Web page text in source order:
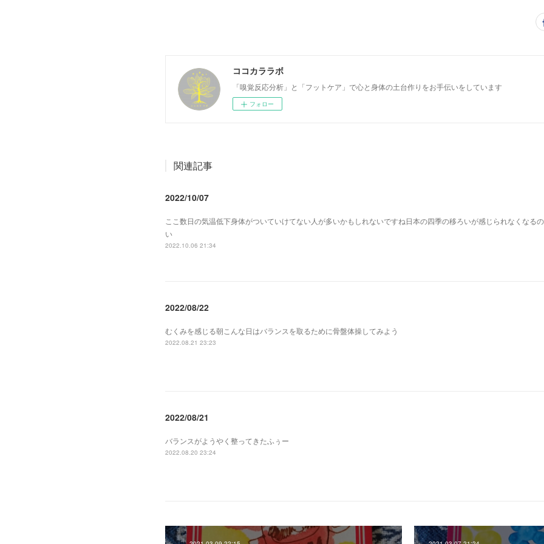
ココカララボ
「嗅覚反応分析」と「フットケア」で心と身体の土台作りをお手伝いをしています
フォロー
関連記事
2022/10/07
ここ数日の気温低下身体がついていけてない人が多いかもしれないですね日本の四季の移ろいが感じられなくなる
い
2022.10.06 21:34
2022/08/22
むくみを感じる朝こんな日はバランスを取るために骨盤体操してみよう
2022.08.21 23:23
2022/08/21
バランスがようやく整ってきたふぅー
2022.08.20 23:24